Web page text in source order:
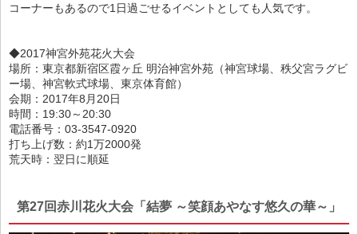
コーナーもあるので1日過ごせるイベントとしても人気です。
◆2017神宮外苑花火大会
場所：東京都新宿区霞ヶ丘 明治神宮外苑（神宮球場、秩父宮ラグビ
ー場、神宮軟式球場、東京体育館）
会期：2017年8月20日
時間：19:30～20:30
電話番号：03-3547-0920
打ち上げ数：約1万2000発
荒天時：翌日に順延
第27回赤川花火大会「結夢 ～笑顔あやなす悠久の華～」